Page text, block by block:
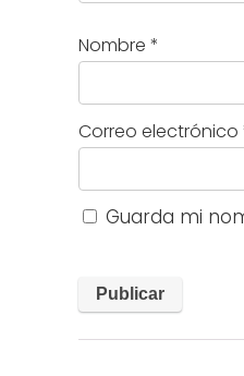
Nombre *
Correo electrónico
Guarda mi